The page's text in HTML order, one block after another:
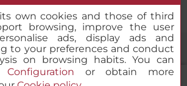
own cookies and those of third
browsing, improve the user
ads, display ads and
to your preferences and conduct
on browsing habits. You can
Configuration or obtain more